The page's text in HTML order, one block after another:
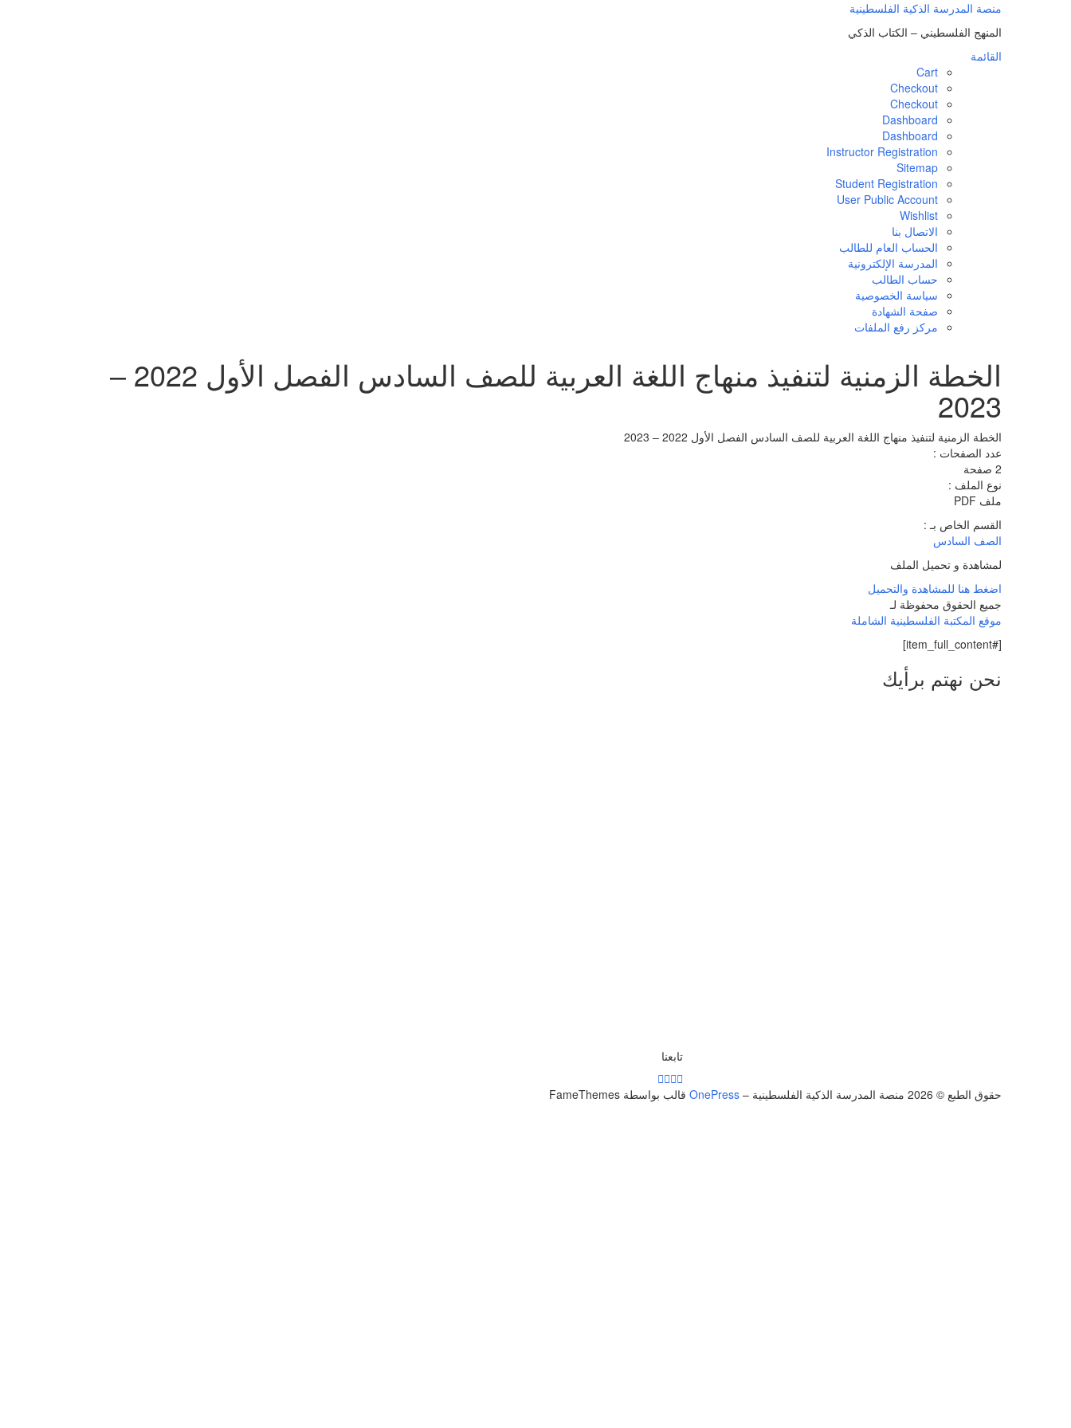
منصة المدرسة الذكية الفلسطينية
المنهج الفلسطيني – الكتاب الذكي
القائمة
Cart
Checkout
Checkout
Dashboard
Dashboard
Instructor Registration
Sitemap
Student Registration
User Public Account
Wishlist
الاتصال بنا
الحساب العام للطالب
المدرسة الإلكترونية
حساب الطالب
سياسة الخصوصية
صفحة الشهادة
مركز رفع الملفات
الخطة الزمنية لتنفيذ منهاج اللغة العربية للصف السادس الفصل الأول 2022 –
2023
الخطة الزمنية لتنفيذ منهاج اللغة العربية للصف السادس الفصل الأول 2022 – 2023
عدد الصفحات :
2 صفحة
نوع الملف :
ملف PDF
القسم الخاص بـ :
الصف السادس
لمشاهدة و تحميل الملف
اضغط هنا للمشاهدة والتحميل
جميع الحقوق محفوظة لـ
موقع المكتبة الفلسطينية الشاملة
[#item_full_content]
نحن نهتم برأيك
تابعنا
حقوق الطبع © 2026 منصة المدرسة الذكية الفلسطينية –
OnePress قالب بواسطة FameThemes